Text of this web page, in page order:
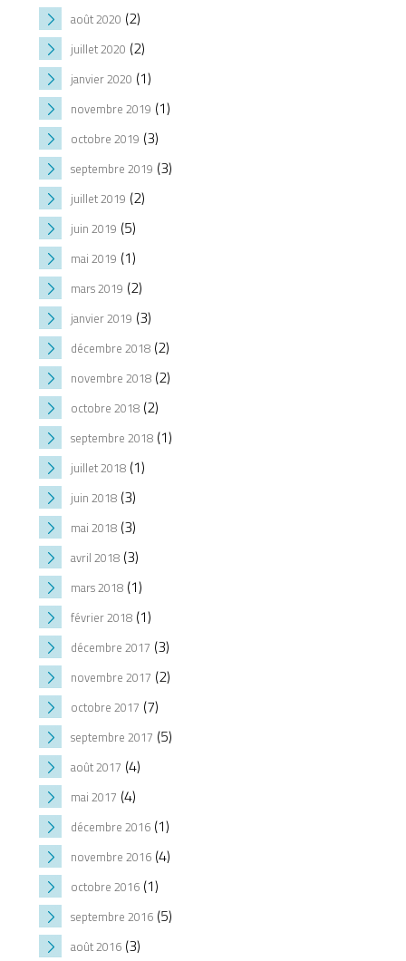
août 2020 (2)
juillet 2020 (2)
janvier 2020 (1)
novembre 2019 (1)
octobre 2019 (3)
septembre 2019 (3)
juillet 2019 (2)
juin 2019 (5)
mai 2019 (1)
mars 2019 (2)
janvier 2019 (3)
décembre 2018(2)
novembre 2018(2)
octobre 2018(2)
septembre 2018(1)
juillet 2018(1)
juin 2018(3)
mai 2018(3)
avril 2018(3)
mars 2018(1)
février 2018(1)
décembre 2017 (3)
novembre 2017 (2)
octobre 2017 (7)
septembre 2017 (5)
août 2017 (4)
mai 2017 (4)
décembre 2016(1)
novembre 2016(4)
octobre 2016(1)
septembre 2016(5)
août 2016(3)